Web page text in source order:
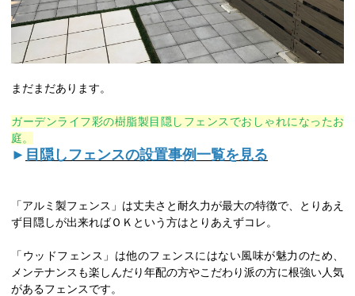
まだまだあります。
ガーデンライフ彩の樹脂製目隠しフェンスでおしゃれになったお
庭。
► 目隠しフェンスの設置事例一覧を見る
「アルミ製フェンス」は丈夫さと耐久力が最大の特徴で、とりあえ
ず目隠しが出来ればＯＫという方はとりあえずコレ。
「ウッドフェンス」は他のフェンスにはない風味が魅力のため、
メンテナンスも楽しんだり年配の方やこだわり派の方に根強い人気
があるフェンスです。